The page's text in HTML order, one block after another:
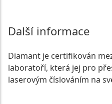
Další informace
Diamant je certifikován
laboratoří, která jej pro
laserovým číslováním na